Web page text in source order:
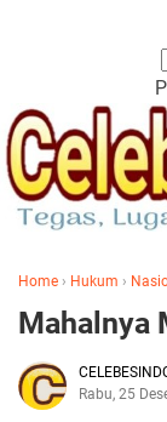
Home › Hukum ›
Mahalnya
Rabu, 25